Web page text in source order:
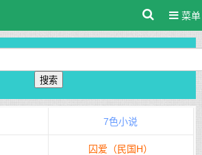
菜单
搜索
7色小说
囚爱（民国H）